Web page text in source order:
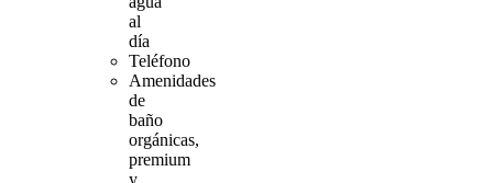
al
día
Teléfono
Amenidades
de
baño
orgánicas,
premium
y